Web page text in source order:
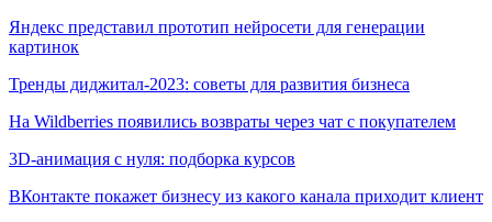
Яндекс представил прототип нейросети для генерации
картинок
Тренды диджитал-2023: советы для развития бизнеса
На Wildberries появились возвраты через чат с покупателем
3D-анимация с нуля: подборка курсов
ВКонтакте покажет бизнесу из какого канала приходит клиент